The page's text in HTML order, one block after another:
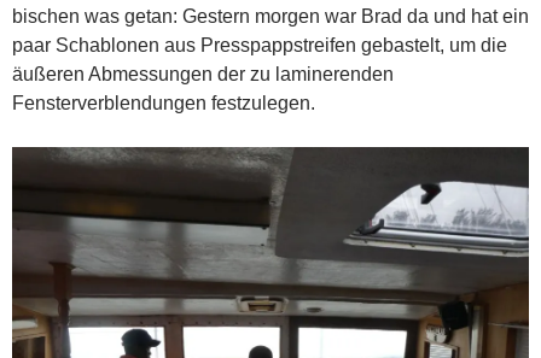
bischen was getan: Gestern morgen war Brad da und hat ein
paar Schablonen aus Presspappstreifen gebastelt, um die
äußeren Abmessungen der zu laminerenden
Fensterverblendungen festzulegen.